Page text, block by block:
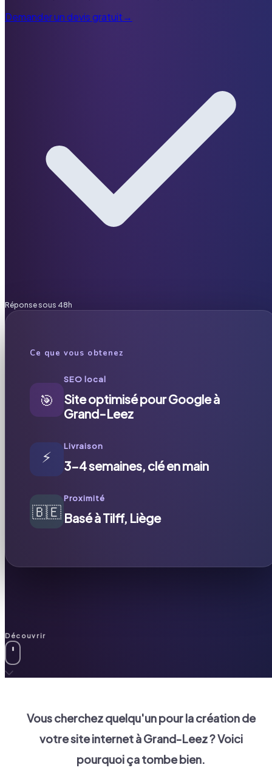
Demander un devis gratuit→
Réponse sous 48h
Ce que vous obtenez
🎯
SEO local
Site optimisé pour Google à
Grand-Leez
⚡
Livraison
3-4 semaines, clé en main
🇧🇪
Proximité
Basé à Tilff, Liège
Découvrir
Vous cherchez quelqu'un pour la création de
votre site internet àGrand-Leez? Voici
pourquoi ça tombe bien.